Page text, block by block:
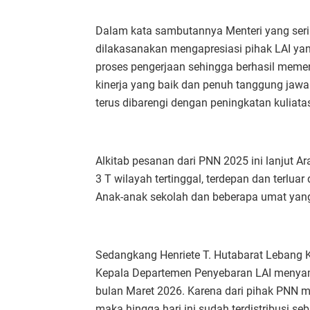
Dalam kata sambutannya Menteri yang
dilakasanakan mengapresiasi pihak LAI
proses pengerjaan sehingga berhasil
kinerja yang baik dan penuh tanggung
terus dibarengi dengan peningkatan
Alkitab pesanan dari PNN 2025 ini lanjut
3 T wilayah tertinggal, terdepan dan terluar
Anak-anak sekolah dan beberapa umat
Sedangkang Henriete T. Hutabarat
Kepala Departemen Penyebaran LAI
bulan Maret 2026. Karena dari pihak PNN